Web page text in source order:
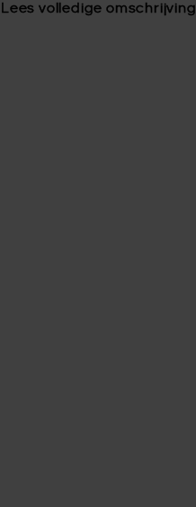
Lees volledige omschrijving